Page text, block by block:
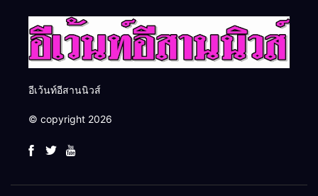
อีเว้นท์อีสานนิวส์
© copyright 2026